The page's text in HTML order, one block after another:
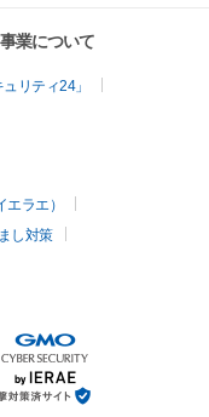
業について
リティ24」
ラエ）
し対策